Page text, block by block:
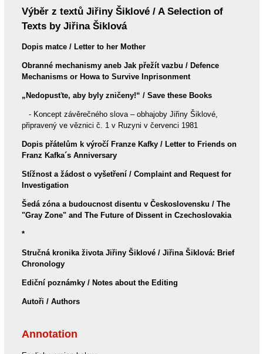
Výběr z textů Jiřiny Šiklové / A Selection of
Texts by Jiřina Šiklová
Dopis matce / Letter to her Mother
Obranné mechanismy aneb Jak přežít vazbu / Defence
Mechanisms or Howa to Survive Inprisonment
„Nedopusťte, aby byly zničeny!“ / Save these Books
- Koncept závěrečného slova – obhajoby Jiřiny Šiklové,
připravený ve věznici č. 1 v Ruzyni v červenci 1981
Dopis přátelům k výročí Franze Kafky/ Letter to Friends on
Franz Kafka´s Anniversary
Stížnost a žádost o vyšetření / Complaint and Request for
Investigation
Šedá zóna a budoucnost disentu v Československu / The
"Gray Zone" and The Future of Dissent in Czechoslovakia
*
Stručná kronika života Jiřiny Šiklové / Jiřina Šiklová: Brief
Chronology
Ediční poznámky / Notes about the Editing
Autoři / Authors
Annotation